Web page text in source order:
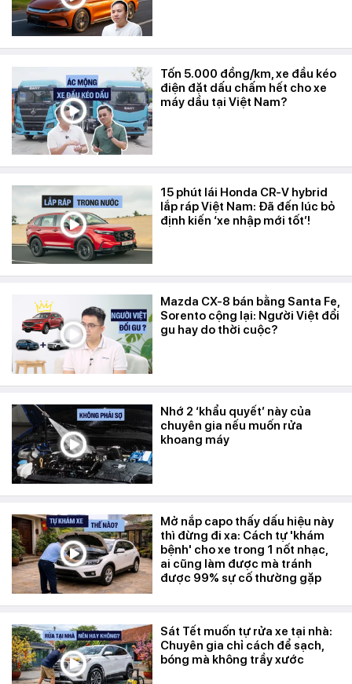
Tốn 5.000 đồng/km, xe đầu kéo
điện đặt dấu chấm hết cho xe
máy dầu tại Việt Nam?
15 phút lái Honda CR-V hybrid
lắp ráp Việt Nam: Đã đến lúc bỏ
định kiến ‘xe nhập mới tốt’!
Mazda CX-8 bán bằng Santa Fe,
Sorento cộng lại: Người Việt đổi
gu hay do thời cuộc?
Nhớ 2 ‘khẩu quyết’ này của
chuyên gia nếu muốn rửa
khoang máy
Mở nắp capo thấy dấu hiệu này
thì đừng đi xa: Cách tự 'khám
bệnh' cho xe trong 1 nốt nhạc,
ai cũng làm được mà tránh
được 99% sự cố thường gặp
Sát Tết muốn tự rửa xe tại nhà:
Chuyên gia chỉ cách để sạch,
bóng mà không trầy xước